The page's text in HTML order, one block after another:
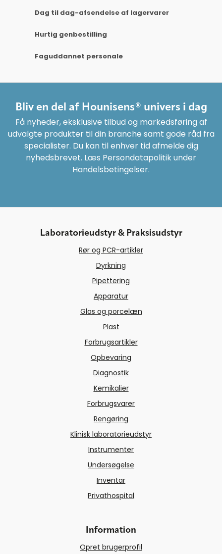
Dag til dag-afsendelse af lagervarer
Hurtig genbestilling
Faguddannet personale
Bliv en del af Hounisens® univers i dag
Få nyheder, eksklusive tilbud og markedsføring af
udvalgte produkter til din branche samt gode råd fra
specialister. Du kan til enhver tid afmelde dig
nyhedsbrevet. Læs Persondatapolitik under
Handelsbetingelser.
Laboratorieudstyr & Praksisudstyr
Rør og PCR-artikler
Dyrkning
Pipettering
Apparatur
Glas og porcelæn
Plast
Forbrugsartikler
Opbevaring
Diagnostik
Kemikalier
Forbrugsvarer
Rengøring
Klinisk laboratorieudstyr
Instrumenter
Undersøgelse
Inventar
Privathospital
Information
Opret brugerprofil